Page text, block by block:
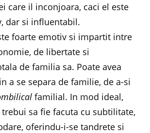
care il inconjoara, caci el este
dar si influentabil.
foarte emotiv si impartit intre
de libertate si
de familia sa. Poate avea
a se separa de familie, de a-si
familial. In mod ideal,
sa fie facuta cu subtilitate,
oferindu-i-se tandrete si